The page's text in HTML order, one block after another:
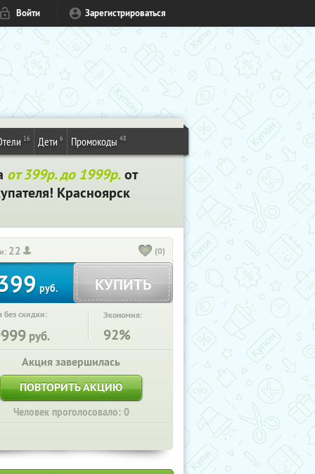
Войти Зарегистрироваться
16 Дети 6 Промокоды 48
от 399р. до 1999р.от
Красноярск
22 (0)
руб. КУПИТЬ
без скидки:
руб.
Экономия:
92%
Акция завершилась
ПОВТОРИТЬ АКЦИЮ
Человек проголосовало: 0